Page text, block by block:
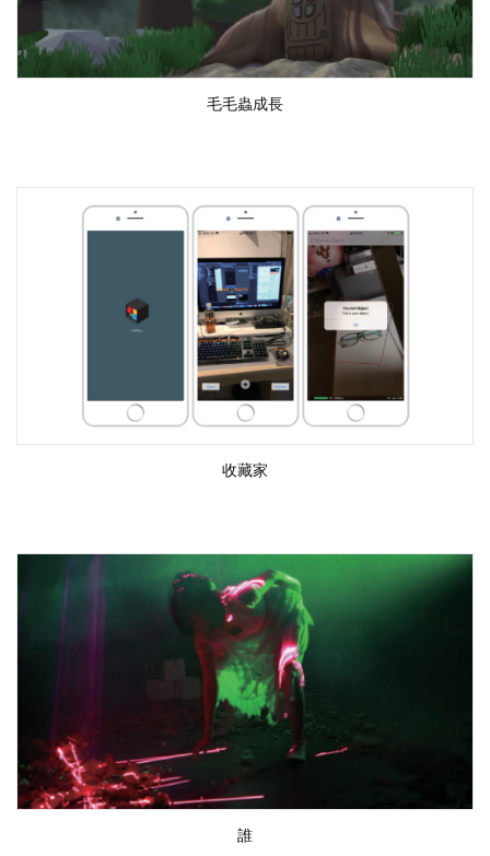
毛毛蟲成長
收藏家
誰